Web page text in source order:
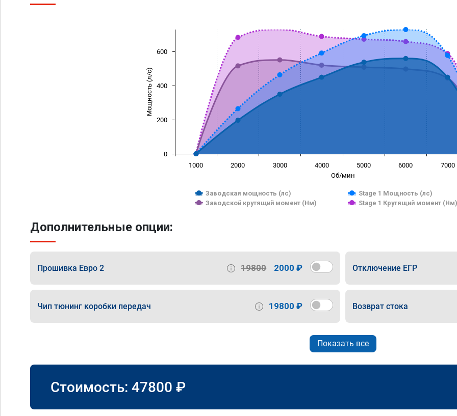
Об/мин
Мощность (л/с)
Заводская мощность (лс)
Stage 1 Мощность (лс)
Заводской крутящий момент (Нм)
Stage 1 Крутящий момент (Нм)
1000 2000 3000 4000 5000 6000 7000
0
200
400
600
Дополнительные опции:
Прошивка Евро 2 19800 2000 ₽ Отключение ЕГР
Чип тюнинг коробки передач 19800 ₽ Возврат стока
Показать все
Стоимость: 47800 ₽